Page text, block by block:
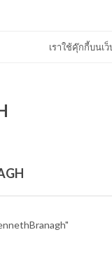
เราใช้คุ๊กกี้บนเ